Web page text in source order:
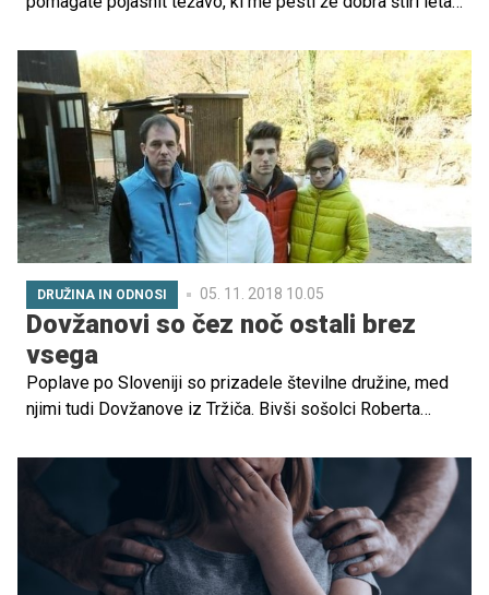
dobila EBV, zaradi česar sem bila tudi h...
DRUŽINA IN ODNOSI 05. 11. 2018 10.05
Dovžanovi so čez noč ostali brez
vsega
Poplave po Sloveniji so prizadele številne družine, med
njimi tudi Dovžanove iz Tržiča. Bivši sošolci Roberta
organizirajo dobrodelno akcijo.